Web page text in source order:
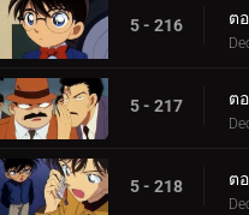
5 - 216
5 - 217
5 - 218